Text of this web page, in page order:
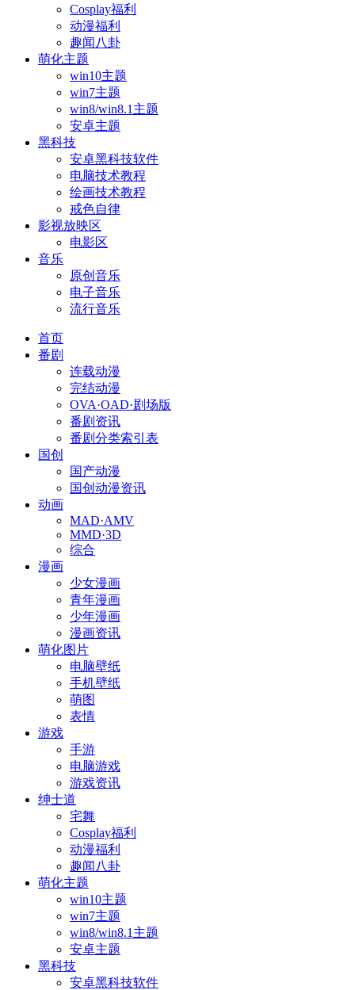
Cosplay福利
动漫福利
趣闻八卦
萌化主题
win10主题
win7主题
win8/win8.1主题
安卓主题
黑科技
安卓黑科技软件
电脑技术教程
绘画技术教程
戒色自律
影视放映区
电影区
音乐
原创音乐
电子音乐
流行音乐
首页
番剧
连载动漫
完结动漫
OVA·OAD·剧场版
番剧资讯
番剧分类索引表
国创
国产动漫
国创动漫资讯
动画
MAD·AMV
MMD·3D
综合
漫画
少女漫画
青年漫画
少年漫画
漫画资讯
萌化图片
电脑壁纸
手机壁纸
萌图
表情
游戏
手游
电脑游戏
游戏资讯
绅士道
宅舞
Cosplay福利
动漫福利
趣闻八卦
萌化主题
win10主题
win7主题
win8/win8.1主题
安卓主题
黑科技
安卓黑科技软件